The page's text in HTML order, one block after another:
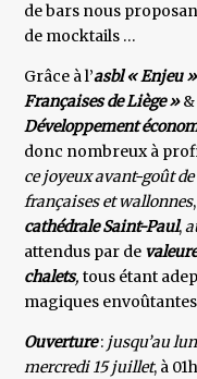
de bars nous
de mocktails …
Grâce à l’asbl « Enjeu »
Françaises de Liège »&
Développement
donc nombreux à
ce joyeux avant-goût
françaises et wallonnes
cathédraleSaint-Paul,
attendus par de
chalets, tous étant
magiques
Ouverture: jusqu’au
mercredi 15 juillet, à